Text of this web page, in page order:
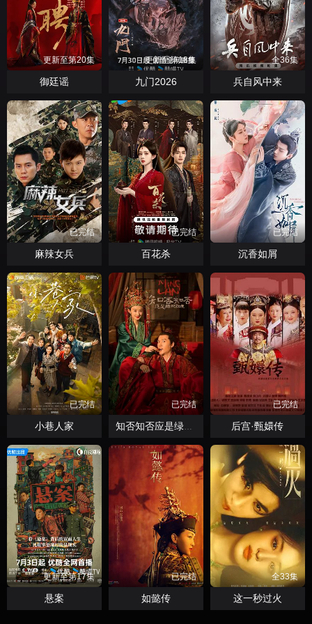
更新至第20集
御廷谣
更新至第18集
九门2026
全36集
兵自风中来
已完结
麻辣女兵
已完结
百花杀
已完结
沉香如屑
已完结
小巷人家
已完结
知否知否应是绿肥红瘦
已完结
后宫·甄嬛传
更新至第17集
悬案
已完结
如懿传
全33集
这一秒过火